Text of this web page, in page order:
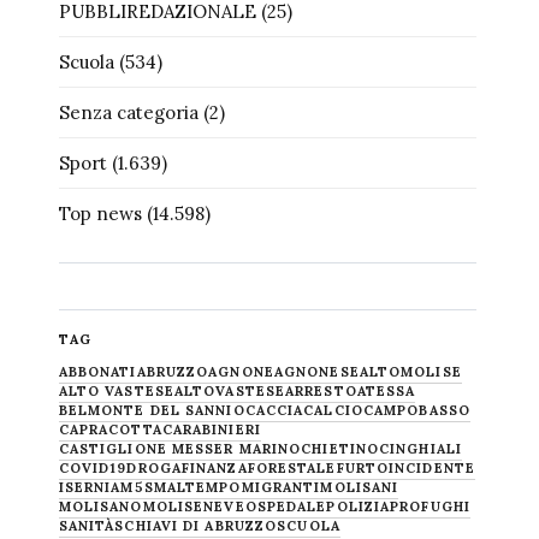
PUBBLIREDAZIONALE(25)
Scuola(534)
Senza categoria(2)
Sport(1.639)
Top news(14.598)
TAG
ABBONATIABRUZZOAGNONEAGNONESEALTOMOLISE
ALTO VASTESEALTOVASTESEARRESTOATESSA
BELMONTE DEL SANNIOCACCIACALCIOCAMPOBASSO
CAPRACOTTACARABINIERI
CASTIGLIONE MESSER MARINOCHIETINOCINGHIALI
COVID19DROGAFINANZAFORESTALE FURTOINCIDENTE
ISERNIAM5SMALTEMPOMIGRANTIMOLISANI
MOLISANOMOLISENEVE OSPEDALEPOLIZIAPROFUGHI
SANITÀSCHIAVI DI ABRUZZOSCUOLA